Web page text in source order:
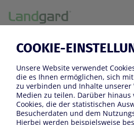
COOKIE-
Unsere Website verwendet
die es Ihnen ermöglichen, sich
zu verbinden und Inhalte unserer
Medien zu teilen. Darüber hinaus
Cookies, die der statistischen
Besucherdaten und dem
Hierbei werden beispielsweise
ERSTE
ERDBEEREN
BEREITS ZUM